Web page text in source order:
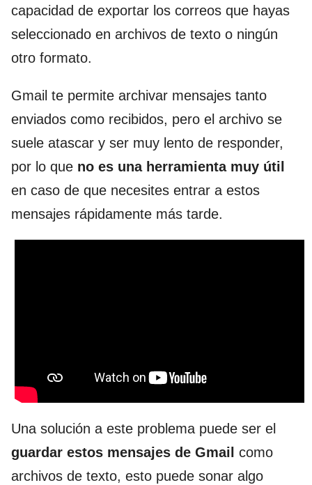
capacidad de exportar los correos que hayas
seleccionado en archivos de texto o ningún
otro formato.
Gmail te permite archivar mensajes tanto
enviados como recibidos, pero el archivo se
suele atascar y ser muy lento de responder,
por lo que no es una herramienta muy útil
en caso de que necesites entrar a estos
mensajes rápidamente más tarde.
Una solución a este problema puede ser el
guardar estos mensajes de Gmail como
archivos de texto, esto puede sonar algo